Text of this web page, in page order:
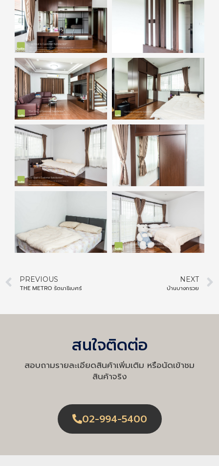
PREVIOUS
THE METRO รัตนาธิเบศร์
NEXT
บ้านบางกรวย
สนใจติดต่อ
สอบถามรายละเอียดสินค้าเพิ่มเติม หรือนัดเข้าชม
สินค้าจริง
02-994-5400